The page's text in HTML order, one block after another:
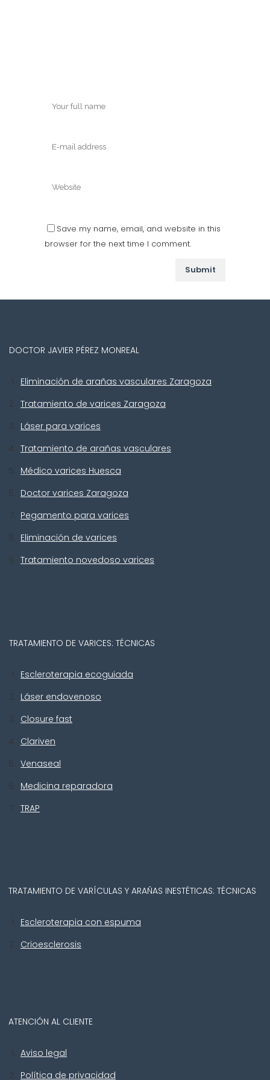
Save my name, email, and website in this
browser for the next time I comment.
DOCTOR JAVIER PÉREZ MONREAL
Eliminación de arañas vasculares Zaragoza
Tratamiento de varices Zaragoza
Láser para varices
Tratamiento de arañas vasculares
Médico varices Huesca
Doctor varices Zaragoza
Pegamento para varices
Eliminación de varices
Tratamiento novedoso varices
TRATAMIENTO DE VARICES: TÉCNICAS
Escleroterapia ecoguiada
Láser endovenoso
Closure fast
Clariven
Venaseal
Medicina reparadora
TRAP
TRATAMIENTO DE VARÍCULAS Y ARAÑAS INESTÉTICAS: TÉCNICAS
Escleroterapia con espuma
Crioesclerosis
ATENCIÓN AL CLIENTE
Aviso legal
Política de privacidad